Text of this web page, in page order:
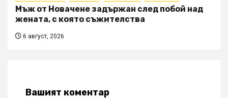
Мъж от Новачене задържан след побой над
жената, с която съжителства
6 август, 2026
Вашият коментар